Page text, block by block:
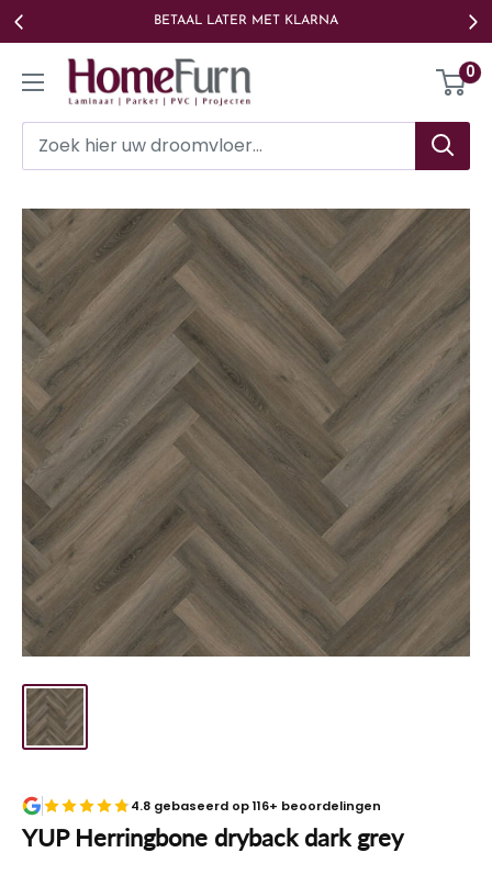
Ga
naar
BETAAL LATER MET KLARNA
Homefurn 0
4.8 gebaseerd op 116+ beoordelingen
YUP Herringbone dryback dark grey